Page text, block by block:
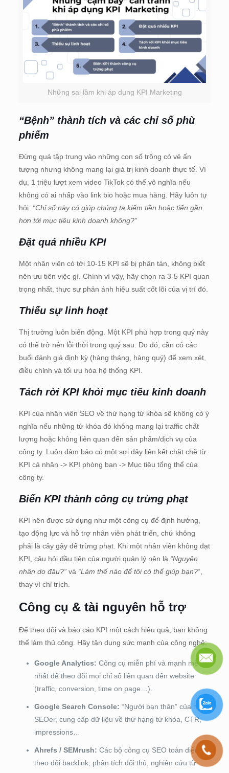
Những sai lầm khi áp dụng KPI Marketing
“Bệnh” thành tích và các chỉ số phù
phiếm
Đừng quá tập trung vào những con số trông có vẻ ấn
tượng nhưng không mang lại giá trị kinh doanh thực tế. Ví
dụ, 1 triệu lượt xem video TikTok có thể vô nghĩa nếu
không có ai nhấp vào link bio hoặc mua hàng. Hãy luôn tự
hỏi: “Chỉ số này có giúp chúng ta kiếm tiền hoặc tiến gần
hơn tới mục tiêu kinh doanh không?”
Đặt quá nhiều KPI
Một nhân viên có tới 10-15 KPI sẽ bị phân tán, không biết
nên ưu tiên việc gì. Chính vì vậy, hãy chọn ra 3-5 KPI quan
trọng nhất, thực sự phản ánh hiệu suất cốt lõi của vị trí đó.
Thiếu sự linh hoạt
Thị trường luôn biến động. Một KPI phù hợp trong quý này
có thể trở nên lỗi thời trong quý sau. Do đó, cần có các
buổi đánh giá định kỳ (hàng tháng, hàng quý) để xem xét,
điều chỉnh và tối ưu hóa hệ thống KPI.
Tách rời KPI khỏi mục tiêu kinh doanh
KPI của nhân viên SEO về thứ hạng từ khóa sẽ không có ý
nghĩa nếu những từ khóa đó không mang lại traffic chất
lượng hoặc không liên quan đến sản phẩm/dịch vụ của
công ty. Luôn đảm bảo có một sợi dây liên kết chặt chẽ từ
KPI cá nhân -> KPI phòng ban -> Mục tiêu tổng thể của
công ty.
Biến KPI thành công cụ trừng phạt
KPI nên được sử dụng như một công cụ để định hướng,
tạo động lực và hỗ trợ nhân viên phát triển, chứ không
phải là cây gậy để trừng phạt. Khi một nhân viên không đạt
KPI, câu hỏi đầu tiên của người quản lý nên là “Nguyên
nhân do đâu?”và “Làm thế nào để tôi có thể giúp bạn?“,
thay vì chỉ trích.
Công cụ & tài nguyên hỗ trợ
Để theo dõi và báo cáo KPI một cách hiệu quả, bạn không
thể làm thủ công. Hãy tận dụng sức mạnh của công nghệ:
Google Analytics: Công cụ miễn phí và mạnh mẽ
nhất để theo dõi mọi chỉ số liên quan đến website
(traffic, conversion, time on page…).
Google Search Console: “Người bạn thân” của mọi
SEOer, cung cấp dữ liệu về thứ hạng từ khóa, CTR,
impressions…
Ahrefs / SEMrush: Các bộ công cụ SEO toàn diện để
theo dõi backlink, phân tích đối thủ, nghiên cứu từ